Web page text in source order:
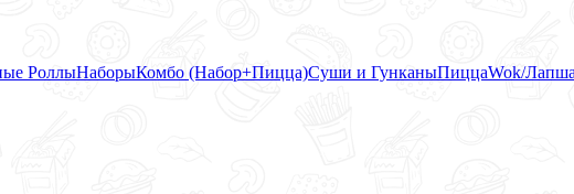
РоллыНаборыКомбо (Набор+Пицца)Суши и ГунканыПиццаWok/Лапша